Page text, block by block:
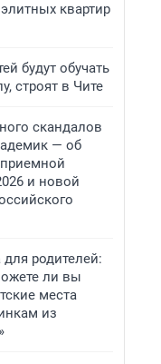
квартир
будут обучать
строят в Чите
скандалов
— об
и новой
родителей:
ли вы
места
из